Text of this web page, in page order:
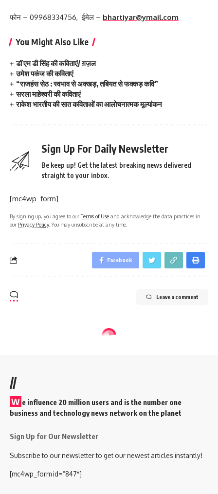
फोन – 09968334756, ईमेल – bhartiyar@ymail.com
You Might Also Like
डॉ एम डी सिंह की कविताएं/ ग़ज़ल
उमेश पकंज की कविताएं
“राजहंस सेठ : स्वभाव से अक्खड़, तबियत से फक्कड़ कवि”
सरला माहेश्वरी की कविताएं
राकेश भारतीय की सात कविताओं का आलोचनात्मक मूल्यांकन
Sign Up For Daily Newsletter
Be keep up! Get the latest breaking news delivered
straight to your inbox.
[mc4wp_form]
By signing up, you agree to ourTerms of Use and acknowledge the data practices in
our Privacy Policy. You may unsubscribe at any time.
Facebook
Leave a comment
//
W e influence 20 million users and is the number one
business and technology news network on the planet
Sign Up for Our Newsletter
Subscribe to our newsletter to get our newest articles instantly!
[mc4wp_form id=”847″]